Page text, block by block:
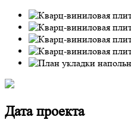
Дата проекта